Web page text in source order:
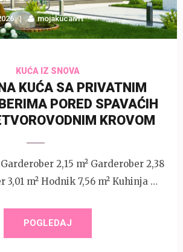
mojakucaivrt
KUĆA IZ SNOVA
KUĆA SA PRIVATNIM
PORED SPAVAĆIH
KROVOM
2,15 m² Garderober 2,38
3,01 m² Hodnik 7,56 m² Kuhinja …
POGLEDAJ